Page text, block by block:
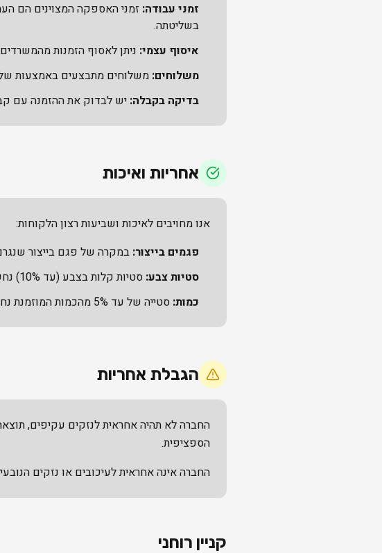
זמני עבודה: זמני האספקה המצוינים הם
בשליטתה.
איסוף עצמי: ניתן לאסוף הזמנות מהמשרדים באלטלף 13, יהוד
משלוחים: משלוחים מתבצעים באמצעות
בדיקה בקבלה: יש לבדוק את ההזמנה עם קבלתה
אחריות ואיכות
אנו מחויבים לאיכות ושביעות רצון הלקוחות:
פגמים בייצור: במקרה של פגם בייצור
סטיות צבע: סטיות קלות בצבע (עד 10%) נחשבות סבירות בדפוס ואינן מהוות עילה להחזר.
כמות: סטייה של עד 5% מהכמות המוזמנת נחשבת סבירה בתעשיית הדפוס.
הגבלת אחריות
החברה לא תהיה אחראית לנזקים עקיפים,
הספציפית.
החברה אינה אחראית לעיכובים או נזקים
קניין רוחני